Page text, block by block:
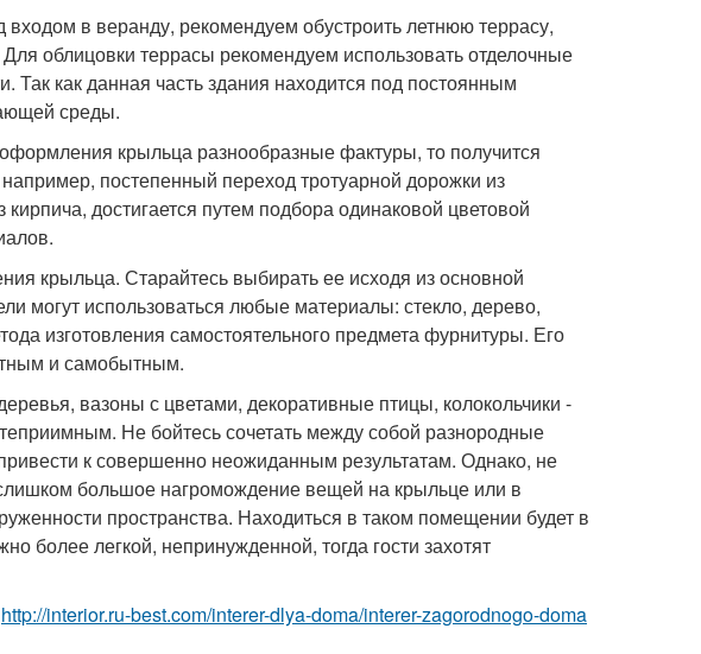
в веранду, рекомендуем обустроить летнюю террасу,
облицовки террасы рекомендуем использовать отделочные
Так как данная часть здания находится под постоянным
среды.
крыльца разнообразные фактуры, то получится
постепенный переход тротуарной дорожки из
достигается путем подбора одинаковой цветовой
крыльца. Старайтесь выбирать ее исходя из основной
могут использоваться любые материалы: стекло, дерево,
изготовления самостоятельного предмета фурнитуры. Его
и самобытным.
вазоны с цветами, декоративные птицы, колокольчики -
Не бойтесь сочетать между собой разнородные
к совершенно неожиданным результатам. Однако, не
большое нагромождение вещей на крыльце или в
пространства. Находиться в таком помещении будет в
более легкой, непринужденной, тогда гости захотят
http://interior.ru-best.com/interer-dlya-doma/interer-zagorodnogo-doma